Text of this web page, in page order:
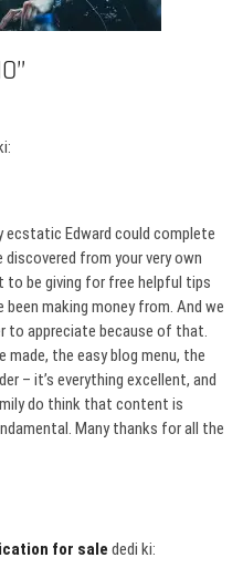
ecstatic Edward could complete
from your very own
be giving for free helpful tips
making money from. And we
to appreciate because of that.
the easy blog menu, the
– it’s everything excellent, and
do think that content is
Many thanks for all the
for sale dedi ki: